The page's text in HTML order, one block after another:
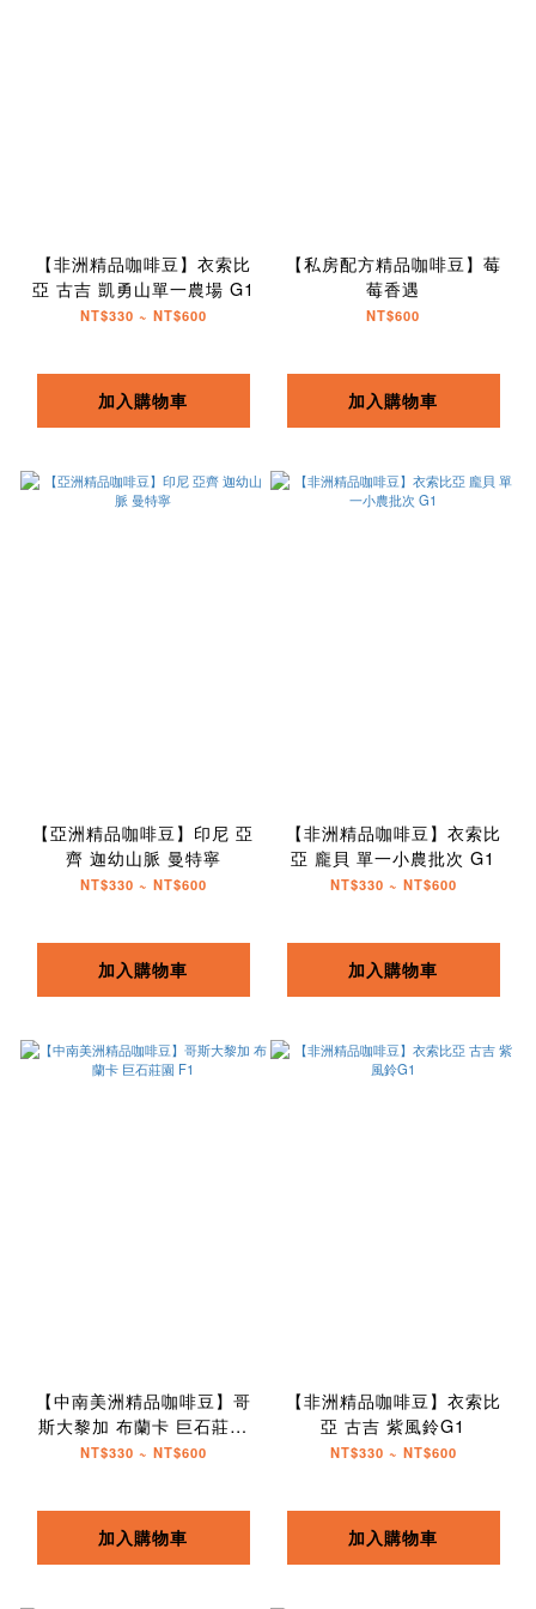
【非洲精品咖啡豆】衣索比
亞 古吉 凱勇山單一農場 G1
NT$330 ~ NT$600
加入購物車
【私房配方精品咖啡豆】莓
莓香遇
NT$600
加入購物車
【亞洲精品咖啡豆】印尼 亞
齊 迦幼山脈 曼特寧
NT$330 ~ NT$600
加入購物車
【非洲精品咖啡豆】衣索比
亞 龐貝 單一小農批次 G1
NT$330 ~ NT$600
加入購物車
【中南美洲精品咖啡豆】哥
斯大黎加 布蘭卡 巨石莊園
F1
NT$330 ~ NT$600
加入購物車
【非洲精品咖啡豆】衣索比
亞 古吉 紫風鈴G1
NT$330 ~ NT$600
加入購物車